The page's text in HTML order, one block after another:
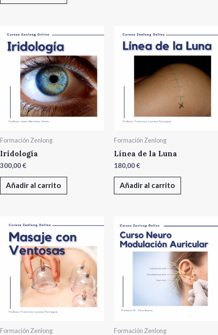
Formación Zenlong
Iridología
300,00€
Añadir al carrito
Formación Zenlong
Línea de la Luna
180,00€
Añadir al carrito
Formación Zenlong Formación Zenlong